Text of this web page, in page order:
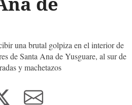
una brutal golpiza en el interior de
de Santa Ana de Yusguare, al sur de
y machetazos